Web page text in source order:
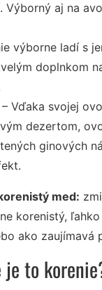
Výborný aj na
výborne ladí s
doplnkom
– Vďaka svojej
dezertom,
ginových
med:
korenistý,
ako zaujímavá
je to